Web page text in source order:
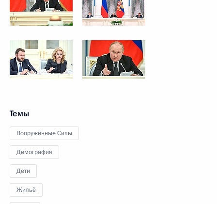
Темы
Вооружённые Силы
Демография
Дети
Жильё